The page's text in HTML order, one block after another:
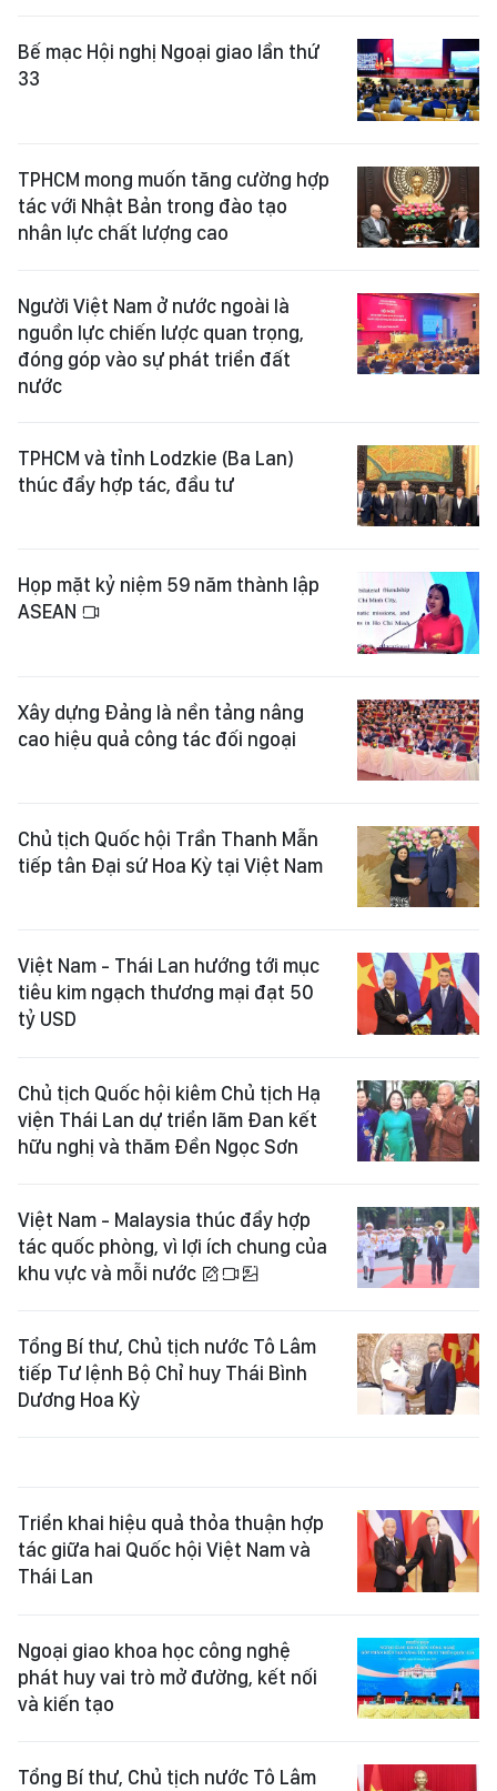
Bế mạc Hội nghị Ngoại giao lần thứ
33
TPHCM mong muốn tăng cường hợp
tác với Nhật Bản trong đào tạo
nhân lực chất lượng cao
Người Việt Nam ở nước ngoài là
nguồn lực chiến lược quan trọng,
đóng góp vào sự phát triển đất
nước
TPHCM và tỉnh Lodzkie (Ba Lan)
thúc đẩy hợp tác, đầu tư
Họp mặt kỷ niệm 59 năm thành lập
ASEAN
Xây dựng Đảng là nền tảng nâng
cao hiệu quả công tác đối ngoại
Chủ tịch Quốc hội Trần Thanh Mẫn
tiếp tân Đại sứ Hoa Kỳ tại Việt Nam
Việt Nam - Thái Lan hướng tới mục
tiêu kim ngạch thương mại đạt 50
tỷ USD
Chủ tịch Quốc hội kiêm Chủ tịch Hạ
viện Thái Lan dự triển lãm Đan kết
hữu nghị và thăm Đền Ngọc Sơn
Việt Nam - Malaysia thúc đẩy hợp
tác quốc phòng, vì lợi ích chung của
khu vực và mỗi nước
Tổng Bí thư, Chủ tịch nước Tô Lâm
tiếp Tư lệnh Bộ Chỉ huy Thái Bình
Dương Hoa Kỳ
Triển khai hiệu quả thỏa thuận hợp
tác giữa hai Quốc hội Việt Nam và
Thái Lan
Ngoại giao khoa học công nghệ
phát huy vai trò mở đường, kết nối
và kiến tạo
Tổng Bí thư, Chủ tịch nước Tô Lâm